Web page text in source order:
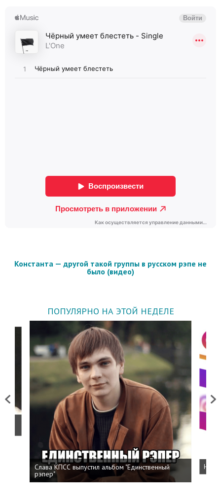
Константа — другой такой группы в русском рэпе не
было (видео)
ПОПУЛЯРНО НА ЭТОЙ НЕДЕЛЕ
Previous
Слава КПСС выпустил альбом "Единственный
рэпер"
Next